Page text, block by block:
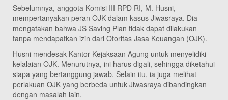
Sebelumnya, anggota Komisi III RPD RI, M. Husni,
mempertanyakan peran OJK dalam kasus Jiwasraya. Dia
mengatakan bahwa JS Saving Plan tidak dapat dilakukan
tanpa mendapatkan izin dari Otoritas Jasa Keuangan (OJK).
Husni mendesak Kantor Kejaksaan Agung untuk menyelidiki
kelalaian OJK. Menurutnya, ini harus digali, sehingga diketahui
siapa yang bertanggung jawab. Selain itu, ia juga melihat
perlakuan OJK yang berbeda untuk Jiwasraya dibandingkan
dengan masalah lain.